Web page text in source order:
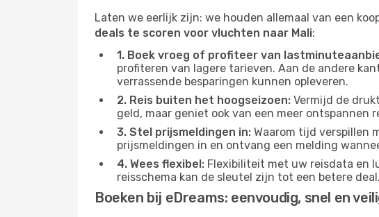
Laten we eerlijk zijn: we houden allemaal van een
deals te scoren voor vluchten naar Mali:
1. Boek vroeg of profiteer van
profiteren van lagere tarieven. Aan de andere
verrassende besparingen kunnen opleveren.
2. Reis buiten het hoogseizoen: Vermijd de
geld, maar geniet ook van een meer ontspannen
3. Stel prijsmeldingen in: Waarom tijd verspillen
prijsmeldingen in en ontvang een melding
4. Wees flexibel: Flexibiliteit met uw reisdata en
reisschema kan de sleutel zijn tot een betere deal.
Boeken bij eDreams: eenvoudig, snel en